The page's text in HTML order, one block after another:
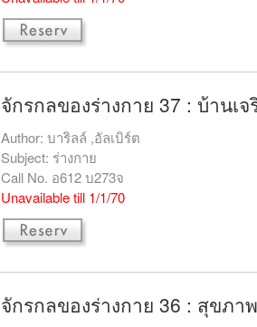
จักรกลของร่างกาย 37 : บ้านเ
Author: บาริลล์ ,อัลเบิร์ต
Subject: ร่างกาย
Call No. อ612 บ273จ
Unavailable till 1/1/70
จักรกลของร่างกาย 36 : สุขภา